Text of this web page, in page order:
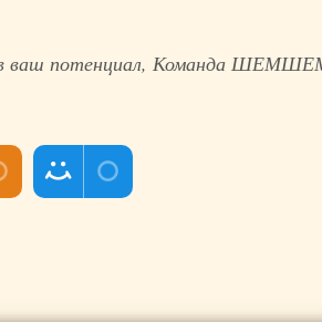
в ваш потенциал, Команда